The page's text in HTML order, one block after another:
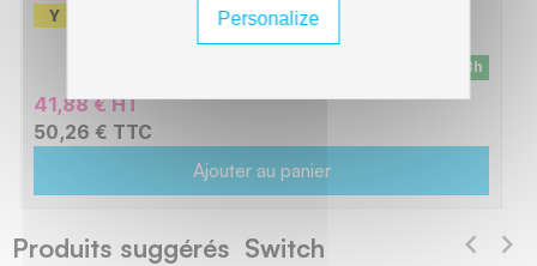
En stock - Livraison sous 24/48h
41,88 € HT
50,26 € TTC
Ajouter au panier
Produits suggérés Switch
Personalize